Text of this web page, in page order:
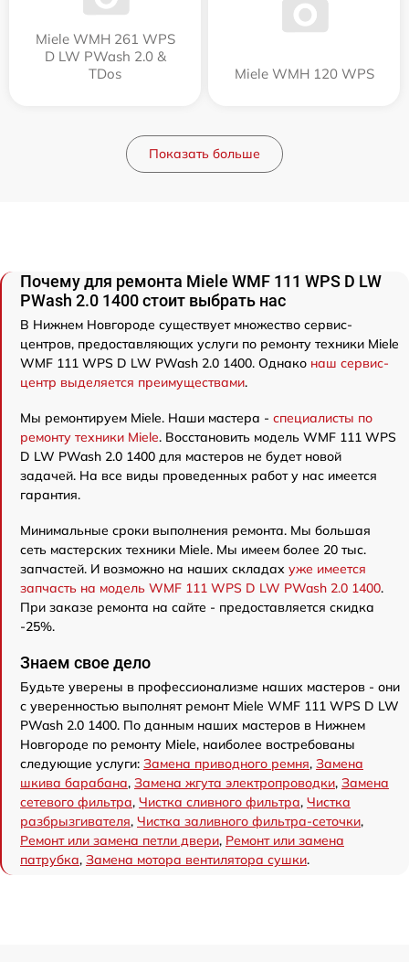
Miele WMH 261 WPS
D LW PWash 2.0 &
TDos
Miele WMH 120 WPS
Показать больше
Почему для ремонта Miele WMF 111 WPS D LW
PWash 2.0 1400 стоит выбрать нас
В Нижнем Новгороде существует множество сервис-
центров, предоставляющих услуги по ремонту техники Miele
WMF 111 WPS D LW PWash 2.0 1400. Однако наш сервис-
центр выделяется преимуществами.
Мы ремонтируем Miele. Наши мастера - специалисты по
ремонту техники Miele. Восстановить модель WMF 111 WPS
D LW PWash 2.0 1400 для мастеров не будет новой
задачей. На все виды проведенных работ у нас имеется
гарантия.
Минимальные сроки выполнения ремонта. Мы большая
сеть мастерских техники Miele. Мы имеем более 20 тыс.
запчастей. И возможно на наших складах уже имеется
запчасть на модель WMF 111 WPS D LW PWash 2.0 1400.
При заказе ремонта на сайте - предоставляется скидка
-25%.
Знаем свое дело
Будьте уверены в профессионализме наших мастеров - они
с уверенностью выполнят ремонт Miele WMF 111 WPS D LW
PWash 2.0 1400. По данным наших мастеров в Нижнем
Новгороде по ремонту Miele, наиболее востребованы
следующие услуги: Замена приводного ремня, Замена
шкива барабана, Замена жгута электропроводки, Замена
сетевого фильтра, Чистка сливного фильтра, Чистка
разбрызгивателя, Чистка заливного фильтра-сеточки,
Ремонт или замена петли двери, Ремонт или замена
патрубка, Замена мотора вентилятора сушки.